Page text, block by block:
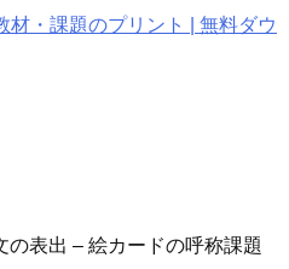
材・課題のプリント | 無料ダウ
の表出 – 絵カードの呼称課題